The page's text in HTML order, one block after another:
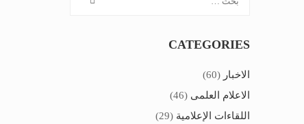
CATEGORIES
الاخبار (60)
الاعلام العلمى (46)
اللقاءات الإعلامية (29)